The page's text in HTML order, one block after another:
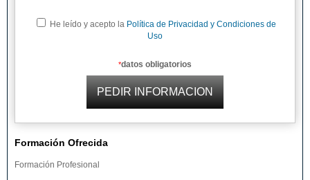
He leído y acepto la Política de Privacidad y Condiciones de
Uso
*datos obligatorios
Formación Ofrecida
Formación Profesional